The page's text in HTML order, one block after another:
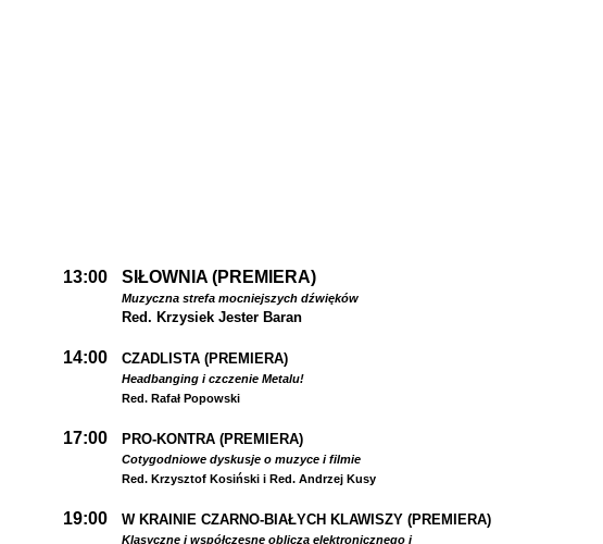
13:00 SIŁOWNIA (PREMIERA)
Muzyczna strefa mocniejszych dźwięków
Red. Krzysiek Jester Baran
14:00 CZADLISTA (PREMIERA)
Headbanging i czczenie Metalu!
Red. Rafał Popowski
17:00 PRO-KONTRA (PREMIERA)
Cotygodniowe dyskusje o muzyce i filmie
Red. Krzysztof Kosiński i Red. Andrzej Kusy
19:00 W KRAINIE CZARNO-BIAŁYCH KLAWISZY (PREMIERA)
Klasyczne i współczesne oblicza elektronicznego i